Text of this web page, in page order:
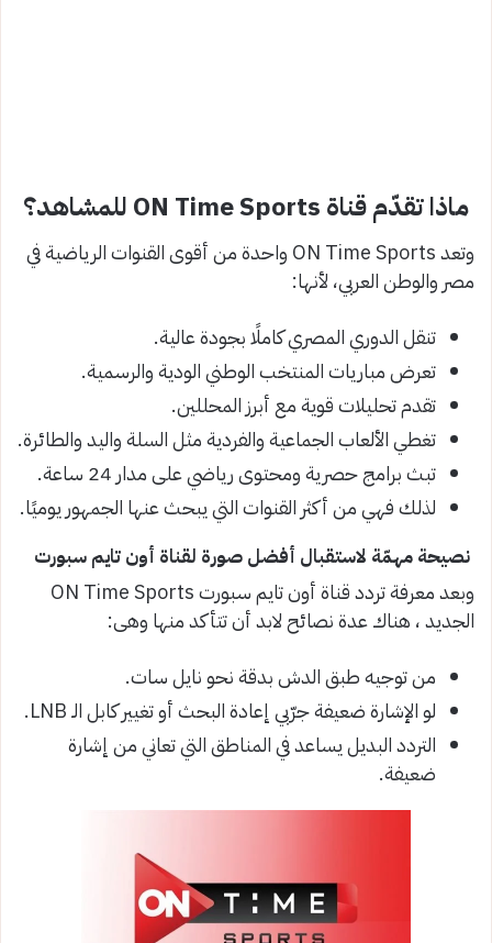
ماذا تقدّم قناة ON Time Sports للمشاهد؟
وتعد ON Time Sports واحدة من أقوى القنوات الرياضية في
مصر والوطن العربي، لأنها:
تنقل الدوري المصري كاملًا بجودة عالية.
تعرض مباريات المنتخب الوطني الودية والرسمية.
تقدم تحليلات قوية مع أبرز المحللين.
تغطي الألعاب الجماعية والفردية مثل السلة واليد والطائرة.
تبث برامج حصرية ومحتوى رياضي على مدار 24 ساعة.
لذلك فهي من أكثر القنوات التي يبحث عنها الجمهور يوميًا.
نصيحة مهمّة لاستقبال أفضل صورة لقناة أون تايم سبورت
وبعد معرفة تردد قناة أون تايم سبورت ON Time Sports
الجديد ، هناك عدة نصائح لابد أن تتأكد منها وهى:
من توجيه طبق الدش بدقة نحو نايل سات.
لو الإشارة ضعيفة جرّبي إعادة البحث أو تغيير كابل الـ LNB.
التردد البديل يساعد في المناطق التي تعاني من إشارة
ضعيفة.